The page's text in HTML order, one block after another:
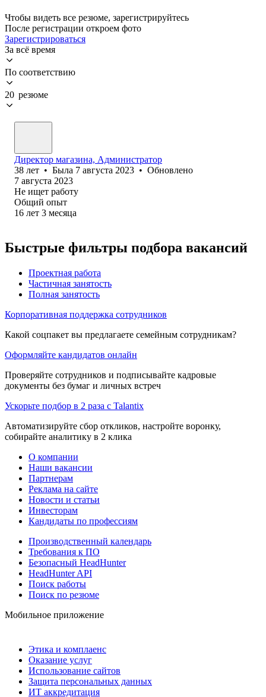
Чтобы видеть все резюме, зарегистрируйтесь
После регистрации откроем фото
Зарегистрироваться
За всё время
По соответствию
20 резюме
Директор магазина, Администратор
38 лет • Была 7 августа 2023 • Обновлено
7 августа 2023
Не ищет работу
Общий опыт
16 лет 3 месяца
Быстрые фильтры подбора вакансий
Проектная работа
Частичная занятость
Полная занятость
Корпоративная поддержка сотрудников
Какой соцпакет вы предлагаете семейным сотрудникам?
Оформляйте кандидатов онлайн
Проверяйте сотрудников и подписывайте кадровые
документы без бумаг и личных встреч
Ускорьте подбор в 2 раза с Talantix
Автоматизируйте сбор откликов, настройте воронку,
собирайте аналитику в 2 клика
О компании
Наши вакансии
Партнерам
Реклама на сайте
Новости и статьи
Инвесторам
Кандидаты по профессиям
Производственный календарь
Требования к ПО
Безопасный HeadHunter
HeadHunter API
Поиск работы
Поиск по резюме
Мобильное приложение
Этика и комплаенс
Оказание услуг
Использование сайтов
Защита персональных данных
ИТ аккредитация